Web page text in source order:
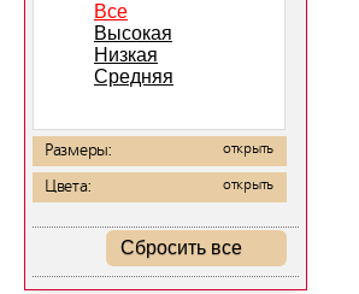
Все
Высокая
Низкая
Средняя
Размеры: открыть
Цвета: открыть
Сбросить все